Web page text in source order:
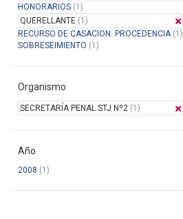
HONORARIOS (1)
QUERELLANTE (1)
RECURSO DE CASACION: PROCEDENCIA(1)
SOBRESEIMIENTO (1)
Organismo
SECRETARÍA PENAL STJ Nº2 (1)
Año
2008 (1)